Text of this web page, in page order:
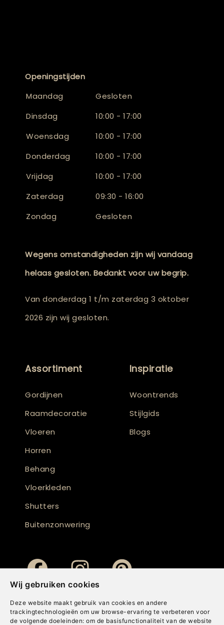
Wij gebruiken cookies
Deze website maakt gebruik van cookies en andere
trackingtechnologieën om uw browse-ervaring te verbeteren voor
de volgende doeleinden: om de basisfunctionaliteit van de website
Openingstijden
Maandag
Gesloten
Dinsdag
10:00 - 17:00
Woensdag
10:00 - 17:00
Donderdag
10:00 - 17:00
Vrijdag
10:00 - 17:00
Zaterdag
09:30 - 16:00
Zondag
Gesloten
Wegens omstandigheden zijn wij vandaag
helaas gesloten. Bedankt voor uw begrip.
Van donderdag 1 t/m zaterdag 3 oktober
2026 zijn wij gesloten.
Assortiment
Gordijnen
Raamdecoratie
Vloeren
Horren
Behang
Vloerkleden
Shutters
Buitenzonwering
Inspiratie
Woontrends
Stijlgids
Blogs